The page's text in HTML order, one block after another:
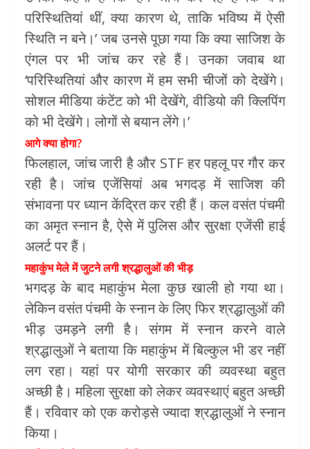
परिस्थितियां थीं, क्या कारण थे, ताकि भविष्य में ऐसी
स्थिति न बने।’ जब उनसे पूछा गया कि क्या साजिश के
एंगल पर भी जांच कर रहे हैं। उनका जवाब था
‘परिस्थितियां और कारण में हम सभी चीजों को देखेंगे।
सोशल मीडिया कंटेंट को भी देखेंगे, वीडियो की क्लिपिंग
को भी देखेंगे। लोगों से बयान लेंगे।’
आगे क्या होगा?
फिलहाल, जांच जारी है और STF हर पहलू पर गौर कर
रही है। जांच एजेंसियां अब भगदड़ में साजिश की
संभावना पर ध्यान केंद्रित कर रही हैं। कल वसंत पंचमी
का अमृत स्नान है, ऐसे में पुलिस और सुरक्षा एजेंसी हाई
अलर्ट पर हैं।
महाकुंभ मेले में जुटने लगी श्रद्धालुओं की भीड़
भगदड़ के बाद महाकुंभ मेला कुछ खाली हो गया था।
लेकिन वसंत पंचमी के स्नान के लिए फिर श्रद्धालुओं की
भीड़ उमड़ने लगी है। संगम में स्नान करने वाले
श्रद्धालुओं ने बताया कि महाकुंभ में बिल्कुल भी डर नहीं
लग रहा। यहां पर योगी सरकार की व्यवस्था बहुत
अच्छी है। महिला सुरक्षा को लेकर व्यवस्थाएं बहुत अच्छी
हैं। रविवार को एक करोड़से ज्यादा श्रद्धालुओं ने स्नान
किया।